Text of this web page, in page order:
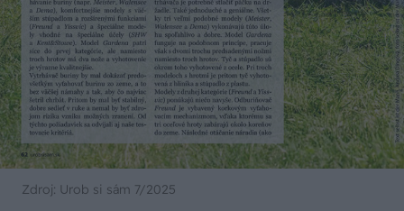
Zdroj: Urob si sám 7/2025